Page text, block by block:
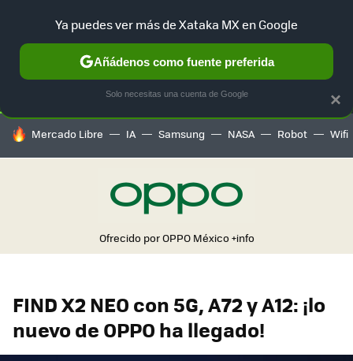
SELECCIÓN GAMING HOME AUTO TERRITORIO
HOY SE HABLA DE
Mercado Libre IA Samsung NASA Robot Wifi
Ofrecido por OPPO México+info
FIND X2 NEO con 5G, A72 y A12: ¡lo
nuevo de OPPO ha llegado!
×
Ya puedes ver más de Xataka MX en Google
Añádenos como fuente preferida
Solo necesitas una cuenta de Google